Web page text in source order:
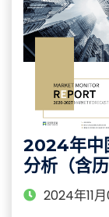
2024年中
分析（含
研报告
2024年11